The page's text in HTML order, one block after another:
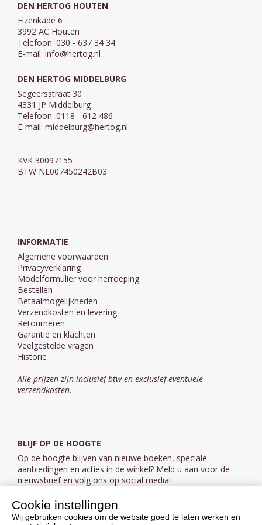
DEN HERTOG HOUTEN
Elzenkade 6
3992 AC Houten
Telefoon: 030 - 637 34 34
E-mail: info@hertog.nl
DEN HERTOG MIDDELBURG
Segeersstraat 30
4331 JP Middelburg
Telefoon: 0118 - 612 486
E-mail: middelburg@hertog.nl
KVK 30097155
BTW NL007450242B03
INFORMATIE
Algemene voorwaarden
Privacyverklaring
Modelformulier voor herroeping
Bestellen
Betaalmogelijkheden
Verzendkosten en levering
Retourneren
Garantie en klachten
Veelgestelde vragen
Historie
Alle prijzen zijn inclusief btw en exclusief eventuele
verzendkosten.
BLIJF OP DE HOOGTE
Op de hoogte blijven van nieuwe boeken, speciale
aanbiedingen en acties in de winkel? Meld u aan voor de
nieuwsbrief en volg ons op social media!
Aanmelden nieuwsbrief
Cookie instellingen
Wij gebruiken cookies om de website goed te laten werken en